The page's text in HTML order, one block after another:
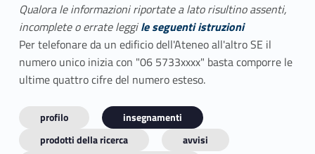
Qualora le informazioni riportate a lato risultino assenti,
incomplete o errate leggile seguenti istruzioni
Per telefonare da un edificio dell'Ateneo all'altro SE il
numero unico inizia con "06 5733xxxx" basta comporre le
ultime quattro cifre del numero esteso.
profilo
insegnamenti
prodotti della ricerca
avvisi